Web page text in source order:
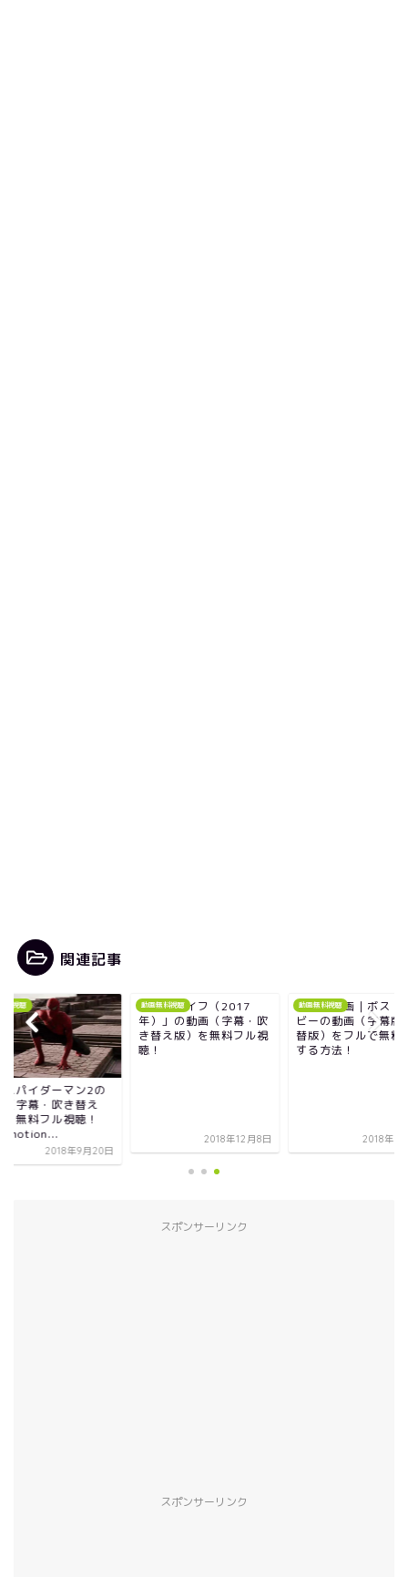
関連記事
料視聴
スパイダーマン2の
（字幕・吹き替え
を無料フル視聴！
2018年9月20日
動画無料視聴
映画「ライフ（2017
年）」の動画（字幕・吹
き替え版）を無料フル視
聴！
2018年12月8日
動画無料視聴
アニメ映画｜ボス・
ビーの動画（字幕版
替版）をフルで無料
する方法！
2018年10
スポンサーリンク
スポンサーリンク